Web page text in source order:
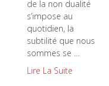
de la non dualité
s’impose au
quotidien, la
subtilité que nous
sommes se …
Lire La Suite